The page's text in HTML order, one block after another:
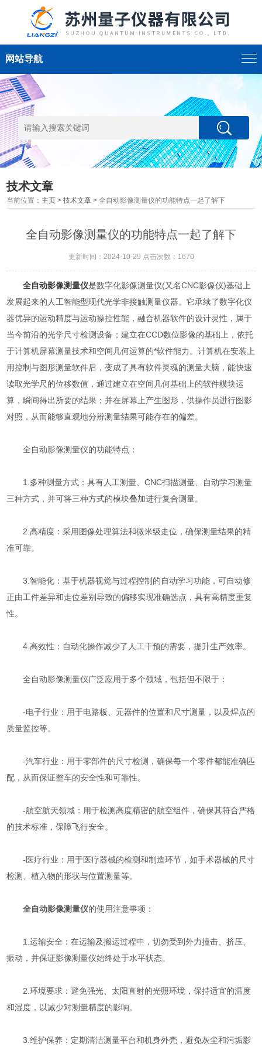
网站导航
技术文章
当前位置： 主页 >技术文章 > 全自动影像测量仪的功能特点一起了解下
全自动影像测量仪的功能特点一起了解下
更新时间：2024-10-29 点击次数：1670
全自动影像测量仪是数字化影像测量仪(又名CNC影像仪)基础上
发展起来的人工智能型现代光学非接触测量仪器。它承续了数字化仪
器优异的运动精度与运动操控性能，融合机器软件的设计灵性，属于
当今前沿的光学尺寸检测设备；建立在CCD数位影像的基础上，依托
于计算机屏幕测量技术和空间几何运算的*软件能力。计算机在安装上
用控制与图形测量软件后，变成了具有软件灵魂的测量大脑，能快速
读取光学尺的位移数值，通过建立在空间几何基础上的软件模块运
算，瞬间得出所要的结果；并在屏幕上产生图形，供操作员进行图影
对照，从而能够直观地分辨测量结果可能存在的偏差。
全自动影像测量仪的功能特点：
1.多种测量方式：具有人工测量、CNC扫描测量、自动学习测量
三种方式，并可将三种方式的模块叠加进行复合测量。
2.高精度：采用图像处理算法和微米级走位，确保测量结果的精
准可靠。
3.智能化：基于机器视觉与过程控制的自动学习功能，可自动修
正由工件差异和走位差别导致的偏移实现准确选点，具有高精度重复
性。
4.高效性：自动化操作减少了人工干预的需要，提升生产效率。
全自动影像测量仪广泛应用于多个领域，包括但不限于：
-电子行业：用于电路板、元器件的位置和尺寸测量，以及焊点的
质量监控等。
-汽车行业：用于零部件的尺寸检测，确保每一个零件都能准确匹
配，从而保证整车的安全性和可靠性。
-航空航天领域：用于检测高度精密的航空组件，确保其符合严格
的技术标准，保障飞行安全。
-医疗行业：用于医疗器械的检测和制造环节，如手术器械的尺寸
检测、植入物的形状与位置测量等。
全自动影像测量仪的使用注意事项：
1.运输安全：在运输及搬运过程中，切勿受到外力撞击、挤压、
振动，并保证影像测量仪始终处于水平状态。
2.环境要求：避免强光、太阳直射的光照环境，保持适宜的温度
和湿度，以减少对测量精度的影响。
3.维护保养：定期清洁测量平台和机身外壳，避免灰尘和污垢影